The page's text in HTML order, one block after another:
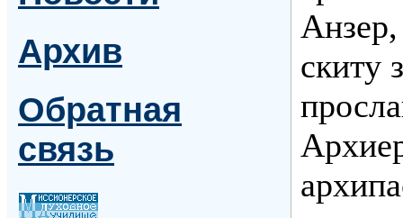
Архив
Обратная
связь
скиту